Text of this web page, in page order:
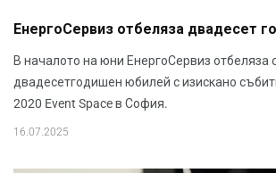
ЕнергоСервиз отбеляза двадесет
В началото на юни ЕнергоСервиз отбеляза
двадесетгодишен юбилей с изискано
2020 Event Space в София.
16.07.2025